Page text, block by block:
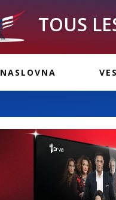
TOUS
NASLOVNA